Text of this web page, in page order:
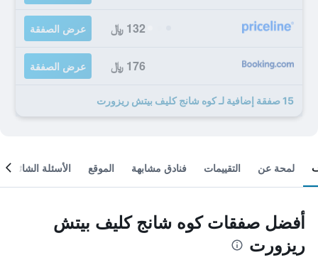
132 ﷼ عرض الصفقة
176 ﷼ عرض الصفقة
15 صفقة إضافية لـ كوه شانج كليف بيتش ريزورت
لمحة عن التقييمات فنادق مشابهة الموقع الأسئلة الشائعة
أفضل صفقات كوه شانج كليف بيتش
ريزورت